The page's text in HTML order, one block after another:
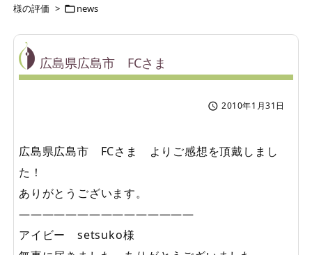
様の評価 > news
広島県広島市 FCさま
 2010年1月31日
広島県広島市 FCさま よりご感想を頂戴しまし
た！
ありがとうございます。
———————————————
アイビー setsuko様